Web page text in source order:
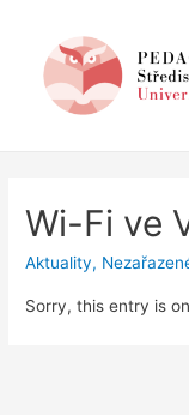
Wi-Fi ve
Aktuality,
Sorry, this entry is